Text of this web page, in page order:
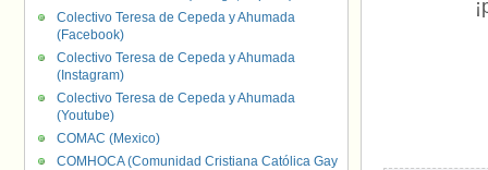
Colectivo Teresa de Cepeda y Ahumada
(Facebook)
Colectivo Teresa de Cepeda y Ahumada
(Instagram)
Colectivo Teresa de Cepeda y Ahumada
(Youtube)
COMAC (Mexico)
COMHOCA (Comunidad Cristiana Católica Gay